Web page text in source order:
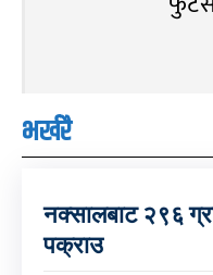
भर्खरै
नक्सालबाट २९६
पक्राउ